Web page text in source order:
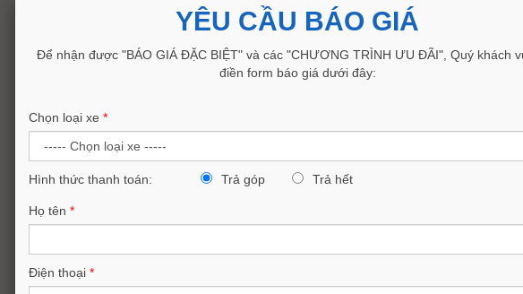
YÊU CẦU BÁO GIÁ
Để nhận được "BÁO GIÁ ĐẶC BIỆT" và các "CHƯƠNG TRÌNH ƯU ĐÃI", Quý khách
điền form báo giá dưới đây:
Chọn loại xe *
Hình thức thanh toán: Trả góp Trả hết
Họ tên *
Điện thoại *